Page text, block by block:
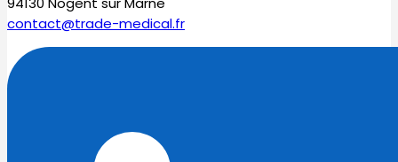
contact@trade-medical.fr